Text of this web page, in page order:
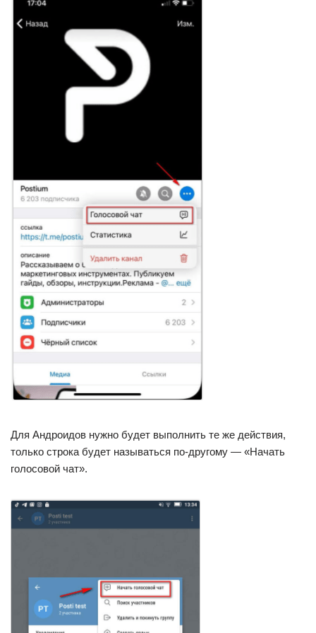
Для Андроидов нужно будет выполнить те же действия,
только строка будет называться по-другому — «Начать
голосовой чат».